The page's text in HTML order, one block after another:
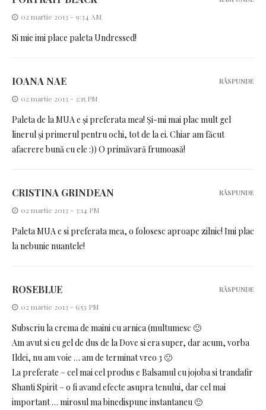
02 martie 2013 - 9:34 AM
Si mie imi place paleta Undressed!
IOANA NAE
02 martie 2013 - 2:15 PM
Paleta de la MUA e și preferata mea! Și-mi mai plac mult gel
linerul și primerul pentru ochi, tot de la ei. Chiar am făcut
afacrere bună cu ele :)) O primăvară frumoasă!
RĂSPUNDE
CRISTINA GRINDEAN
02 martie 2013 - 3:14 PM
Paleta MUA e si preferata mea, o folosesc aproape zilnic! Imi plac
la nebunie nuantele!
RĂSPUNDE
ROSEBLUE
02 martie 2013 - 6:53 PM
Subscriu la crema de maini cu arnica (multumesc 🙂
Am avut si eu gel de dus de la Dove si era super, dar acum, vorba
Ildei, nu am voie … am de terminat vreo 3 🙁
La preferate – cel mai cel produs e Balsamul cu jojoba si trandafir
Shanti Spirit – o fi avand efecte asupra tenului, dar cel mai
important … mirosul ma binedispune instantaneu 🙂
RĂSPUNDE